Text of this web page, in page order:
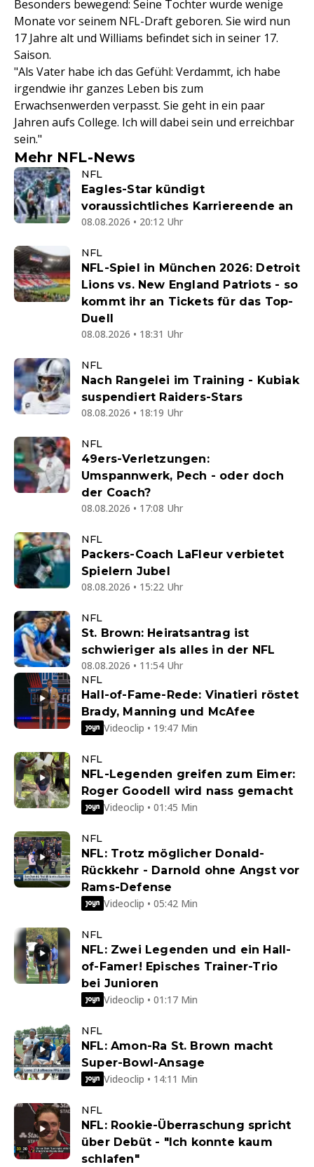
Besonders bewegend: Seine Tochter wurde wenige
Monate vor seinem NFL-Draft geboren. Sie wird nun
17 Jahre alt und Williams befindet sich in seiner 17.
Saison.
"Als Vater habe ich das Gefühl: Verdammt, ich habe
irgendwie ihr ganzes Leben bis zum
Erwachsenwerden verpasst. Sie geht in ein paar
Jahren aufs College. Ich will dabei sein und erreichbar
sein."
Mehr NFL-News
NFL
Eagles-Star kündigt
voraussichtliches Karriereende an
08.08.2026 • 20:12 Uhr
NFL
NFL-Spiel in München 2026: Detroit
Lions vs. New England Patriots - so
kommt ihr an Tickets für das Top-
Duell
08.08.2026 • 18:31 Uhr
NFL
Nach Rangelei im Training - Kubiak
suspendiert Raiders-Stars
08.08.2026 • 18:19 Uhr
NFL
49ers-Verletzungen:
Umspannwerk, Pech - oder doch
der Coach?
08.08.2026 • 17:08 Uhr
NFL
Packers-Coach LaFleur verbietet
Spielern Jubel
08.08.2026 • 15:22 Uhr
NFL
St. Brown: Heiratsantrag ist
schwieriger als alles in der NFL
08.08.2026 • 11:54 Uhr
NFL
Hall-of-Fame-Rede: Vinatieri röstet
Brady, Manning und McAfee
Videoclip • 19:47 Min
NFL
NFL-Legenden greifen zum Eimer:
Roger Goodell wird nass gemacht
Videoclip • 01:45 Min
NFL
NFL: Trotz möglicher Donald-
Rückkehr - Darnold ohne Angst vor
Rams-Defense
Videoclip • 05:42 Min
NFL
NFL: Zwei Legenden und ein Hall-
of-Famer! Episches Trainer-Trio
bei Junioren
Videoclip • 01:17 Min
NFL
NFL: Amon-Ra St. Brown macht
Super-Bowl-Ansage
Videoclip • 14:11 Min
NFL
NFL: Rookie-Überraschung spricht
über Debüt - "Ich konnte kaum
schlafen"